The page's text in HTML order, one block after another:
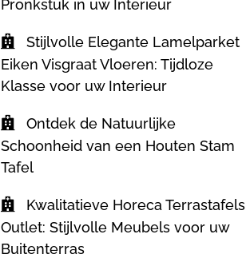
Pronkstuk in uw Interieur
Stijlvolle Elegante Lamelparket
Eiken Visgraat Vloeren: Tijdloze
Klasse voor uw Interieur
Ontdek de Natuurlijke
Schoonheid van een Houten Stam
Tafel
Kwalitatieve Horeca Terrastafels
Outlet: Stijlvolle Meubels voor uw
Buitenterras